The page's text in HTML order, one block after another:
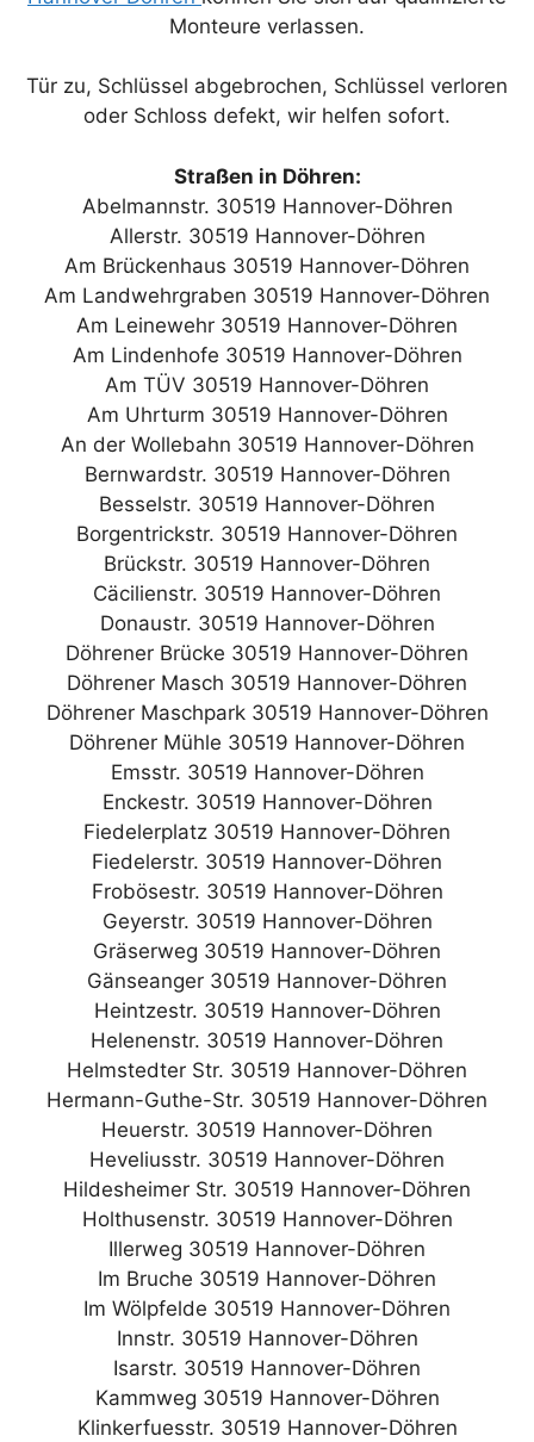
Monteure verlassen.
Tür zu, Schlüssel abgebrochen, Schlüssel verloren
oder Schloss defekt, wir helfen sofort.
Straßen in Döhren:
Abelmannstr. 30519 Hannover-Döhren
Allerstr. 30519 Hannover-Döhren
Am Brückenhaus 30519 Hannover-Döhren
Am Landwehrgraben 30519 Hannover-Döhren
Am Leinewehr 30519 Hannover-Döhren
Am Lindenhofe 30519 Hannover-Döhren
Am TÜV 30519 Hannover-Döhren
Am Uhrturm 30519 Hannover-Döhren
An der Wollebahn 30519 Hannover-Döhren
Bernwardstr. 30519 Hannover-Döhren
Besselstr. 30519 Hannover-Döhren
Borgentrickstr. 30519 Hannover-Döhren
Brückstr. 30519 Hannover-Döhren
Cäcilienstr. 30519 Hannover-Döhren
Donaustr. 30519 Hannover-Döhren
Döhrener Brücke 30519 Hannover-Döhren
Döhrener Masch 30519 Hannover-Döhren
Döhrener Maschpark 30519 Hannover-Döhren
Döhrener Mühle 30519 Hannover-Döhren
Emsstr. 30519 Hannover-Döhren
Enckestr. 30519 Hannover-Döhren
Fiedelerplatz 30519 Hannover-Döhren
Fiedelerstr. 30519 Hannover-Döhren
Frobösestr. 30519 Hannover-Döhren
Geyerstr. 30519 Hannover-Döhren
Gräserweg 30519 Hannover-Döhren
Gänseanger 30519 Hannover-Döhren
Heintzestr. 30519 Hannover-Döhren
Helenenstr. 30519 Hannover-Döhren
Helmstedter Str. 30519 Hannover-Döhren
Hermann-Guthe-Str. 30519 Hannover-Döhren
Heuerstr. 30519 Hannover-Döhren
Heveliusstr. 30519 Hannover-Döhren
Hildesheimer Str. 30519 Hannover-Döhren
Holthusenstr. 30519 Hannover-Döhren
Illerweg 30519 Hannover-Döhren
Im Bruche 30519 Hannover-Döhren
Im Wölpfelde 30519 Hannover-Döhren
Innstr. 30519 Hannover-Döhren
Isarstr. 30519 Hannover-Döhren
Kammweg 30519 Hannover-Döhren
Klinkerfuesstr. 30519 Hannover-Döhren